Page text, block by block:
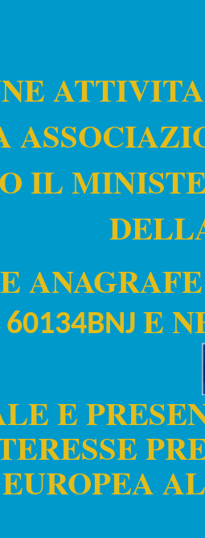
IL
60134BNJ E
E
EUROPEA